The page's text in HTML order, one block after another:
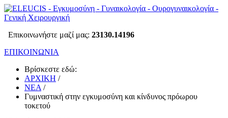
Επικοινωνήστε μαζί μας: 23130.14196
ΕΠΙΚΟΙΝΩΝΙΑ
Βρίσκεστε εδώ:
ΑΡΧΙΚΗ /
ΝΕΑ /
Γυμναστική στην εγκυμοσύνη και κίνδυνος πρόωρου
τοκετού